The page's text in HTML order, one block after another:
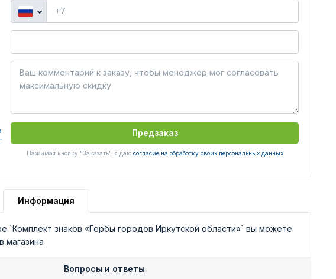
Предзаказ
Нажимая кнопку "Заказать", я даю согласие на обработку своих персональных данных
Информация
`Комплект знаков «Гербы городов Иркутской области»` вы можете
магазина
Вопросы и ответы